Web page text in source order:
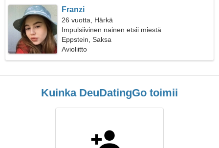
Franzi
26 vuotta, Härkä
Impulsiivinen nainen etsii miestä
Eppstein, Saksa
Avioliitto
Kuinka DeuDatingGo toimii